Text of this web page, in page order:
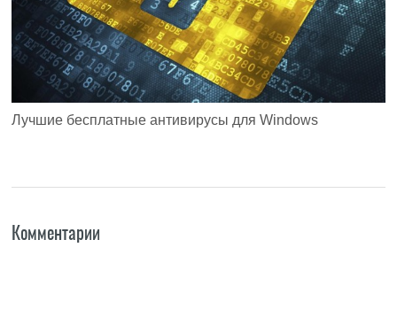
Лучшие бесплатные антивирусы для Windows
Комментарии